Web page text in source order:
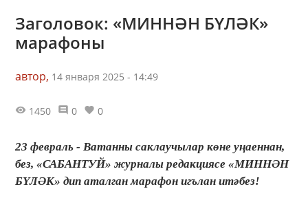
Заголовок: «МИННӘН БҮЛӘК»
марафоны
автор, 14 января 2025 - 14:49
1450 0 0
23 февраль - Ватанны саклаучылар көне уңаеннан,
без, «САБАНТУЙ» журналы редакциясе «МИННӘН
БҮЛӘК» дип аталган марафон игълан итәбез!